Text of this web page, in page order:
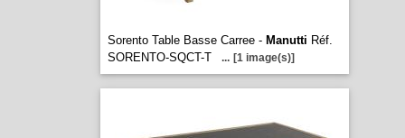
Sorento Table Basse Carree - Manutti Réf.
SORENTO-SQCT-T
... [1 image(s)]